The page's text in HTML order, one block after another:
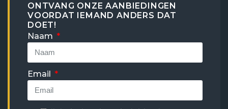
ONTVANG ONZE AANBIEDINGEN
VOORDAT IEMAND ANDERS DAT
DOET!
Naam
Email